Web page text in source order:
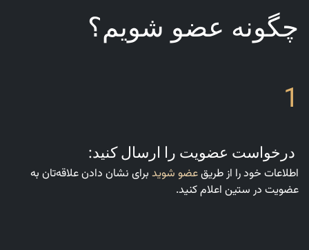
چگونه عضو شویم؟
1
درخواست عضویت را ارسال کنید:
اطلاعات خود را از طریقعضو شوید برای نشان دادن علاقه‌تان به
عضویت در ستین اعلام کنید.